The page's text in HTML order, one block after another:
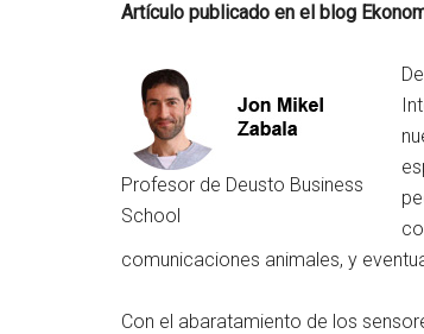
Artículo publicado en el blog
Profesor de Deusto Business
School
comunicaciones animales, y
Con el abaratamiento de los